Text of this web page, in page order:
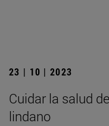
23 | 10 | 2023
Cuidar la salud
lindano